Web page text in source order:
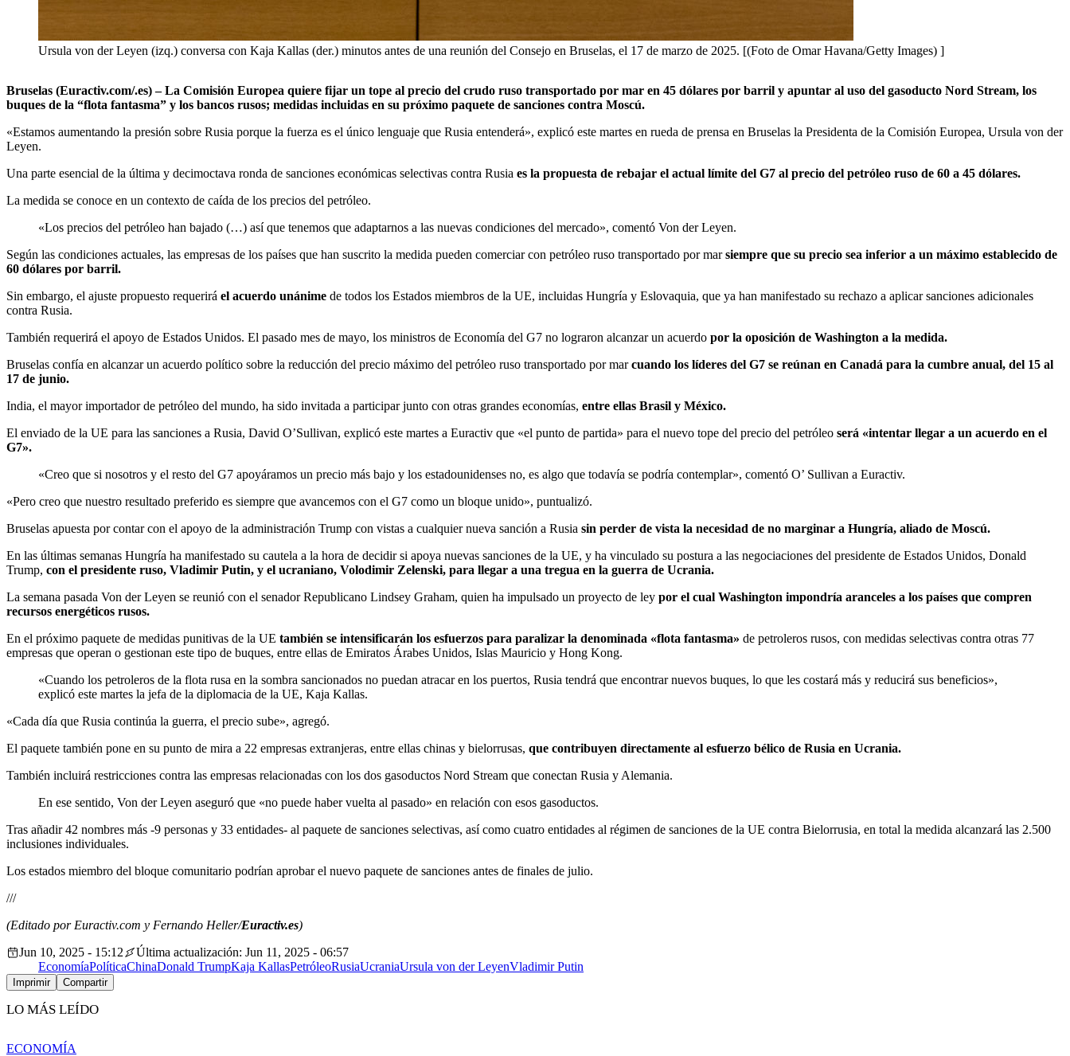
Ursula von der Leyen (izq.) conversa con Kaja Kallas (der.) minutos antes de una reunión del Consejo en Bruselas, el 17 de marzo de 2025. [(Foto de Omar Havana/Getty Images) ]
Bruselas (Euractiv.com/.es) – La Comisión Europea quiere fijar un tope al precio del crudo ruso transportado por mar en 45 dólares por barril y apuntar al uso del gasoducto Nord Stream, los
buques de la “flota fantasma” y los bancos rusos; medidas incluidas en su próximo paquete de sanciones contra Moscú.
«Estamos aumentando la presión sobre Rusia porque la fuerza es el único lenguaje que Rusia entenderá», explicó este martes en rueda de prensa en Bruselas la Presidenta de la Comisión Europea, Ursula von der
Leyen.
Una parte esencial de la última y decimoctava ronda de sanciones económicas selectivas contra Rusia es la propuesta de rebajar el actual límite del G7 al precio del petróleo ruso de 60 a 45 dólares.
La medida se conoce en un contexto de caída de los precios del petróleo.
«Los precios del petróleo han bajado (…) así que tenemos que adaptarnos a las nuevas condiciones del mercado», comentó Von der Leyen.
Según las condiciones actuales, las empresas de los países que han suscrito la medida pueden comerciar con petróleo ruso transportado por marsiempre que su precio sea inferior a un máximo establecido de
60 dólares por barril.
Sin embargo, el ajuste propuesto requerirá el acuerdo unánime de todos los Estados miembros de la UE, incluidas Hungría y Eslovaquia, que ya han manifestado su rechazo a aplicar sanciones adicionales
contra Rusia.
También requerirá el apoyo de Estados Unidos. El pasado mes de mayo, los ministros de Economía del G7 no lograron alcanzar un acuerdo por la oposición de Washington a la medida.
Bruselas confía en alcanzar un acuerdo político sobre la reducción del precio máximo del petróleo ruso transportado por marcuando los líderes del G7 se reúnan en Canadá para la cumbre anual, del 15 al
17 de junio.
India, el mayor importador de petróleo del mundo, ha sido invitada a participar junto con otras grandes economías, entre ellas Brasil y México.
El enviado de la UE para las sanciones a Rusia, David O’Sullivan, explicó este martes a Euractiv que «el punto de partida» para el nuevo tope del precio del petróleo será «intentar llegar a un acuerdo en el
G7».
«Creo que si nosotros y el resto del G7 apoyáramos un precio más bajo y los estadounidenses no, es algo que todavía se podría contemplar», comentó O’ Sullivan a Euractiv.
«Pero creo que nuestro resultado preferido es siempre que avancemos con el G7 como un bloque unido», puntualizó.
Bruselas apuesta por contar con el apoyo de la administración Trump con vistas a cualquier nueva sanción a Rusia sin perder de vista la necesidad de no marginar a Hungría, aliado de Moscú.
En las últimas semanas Hungría ha manifestado su cautela a la hora de decidir si apoya nuevas sanciones de la UE, y ha vinculado su postura a las negociaciones del presidente de Estados Unidos, Donald
Trump, con el presidente ruso, Vladimir Putin, y el ucraniano, Volodimir Zelenski, para llegar a una tregua en la guerra de Ucrania.
La semana pasada Von der Leyen se reunió con el senador Republicano Lindsey Graham, quien ha impulsado un proyecto de ley por el cual Washington impondría aranceles a los países que compren
recursos energéticos rusos.
En el próximo paquete de medidas punitivas de la UE también se intensificarán los esfuerzos para paralizar la denominada «flota fantasma» de petroleros rusos, con medidas selectivas contra otras 77
empresas que operan o gestionan este tipo de buques, entre ellas de Emiratos Árabes Unidos, Islas Mauricio y Hong Kong.
«Cuando los petroleros de la flota rusa en la sombra sancionados no puedan atracar en los puertos, Rusia tendrá que encontrar nuevos buques, lo que les costará más y reducirá sus beneficios»,
explicó este martes la jefa de la diplomacia de la UE, Kaja Kallas.
«Cada día que Rusia continúa la guerra, el precio sube», agregó.
El paquete también pone en su punto de mira a 22 empresas extranjeras, entre ellas chinas y bielorrusas, que contribuyen directamente al esfuerzo bélico de Rusia en Ucrania.
También incluirá restricciones contra las empresas relacionadas con los dos gasoductos Nord Stream que conectan Rusia y Alemania.
En ese sentido, Von der Leyen aseguró que «no puede haber vuelta al pasado» en relación con esos gasoductos.
Tras añadir 42 nombres más -9 personas y 33 entidades- al paquete de sanciones selectivas, así como cuatro entidades al régimen de sanciones de la UE contra Bielorrusia, en total la medida alcanzará las 2.500
inclusiones individuales.
Los estados miembro del bloque comunitario podrían aprobar el nuevo paquete de sanciones antes de finales de julio.
///
(Editado por Euractiv.com y Fernando Heller/Euractiv.es)
Jun 10, 2025 - 15:12
Última actualización: Jun 11, 2025 - 06:57
EconomíaPolíticaChinaDonald TrumpKaja KallasPetróleoRusiaUcraniaUrsula von der LeyenVladimir Putin
Imprimir Compartir
LO MÁS LEÍDO
ECONOMÍA